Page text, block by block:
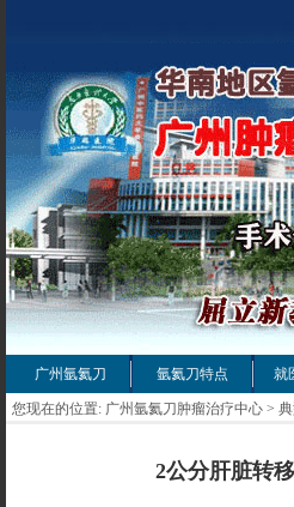
广州氩氦刀 氩氦刀特点 就
您现在的位置: 广州氩氦刀肿瘤治疗中心 >
2公分肝脏转